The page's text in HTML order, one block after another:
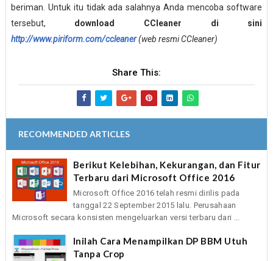
beriman. Untuk itu tidak ada salahnya Anda mencoba software
tersebut, download CCleaner di sini
http://www.piriform.com/ccleaner(web resmi CCleaner)
Share This:
RECOMMENDED ARTICLES
Berikut Kelebihan, Kekurangan, dan Fitur
Terbaru dari Microsoft Office 2016
Microsoft Office 2016 telah resmi dirilis pada
tanggal 22 September 2015 lalu. Perusahaan
Microsoft secara konsisten mengeluarkan versi terbaru dari ...
Inilah Cara Menampilkan DP BBM Utuh
Tanpa Crop